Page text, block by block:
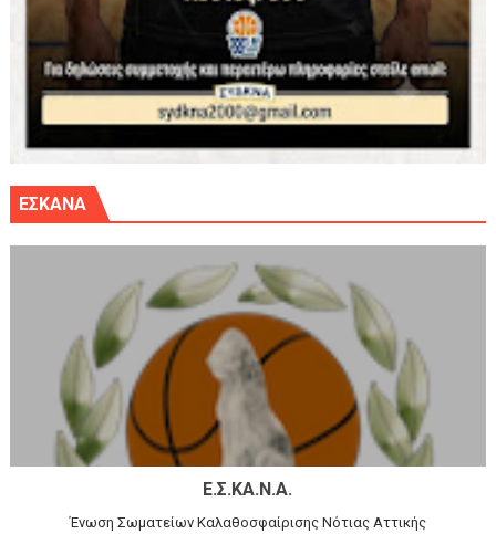
ΕΣΚΑΝΑ
Ε.Σ.ΚΑ.Ν.Α.
Ένωση Σωματείων Καλαθοσφαίρισης Νότιας Αττικής